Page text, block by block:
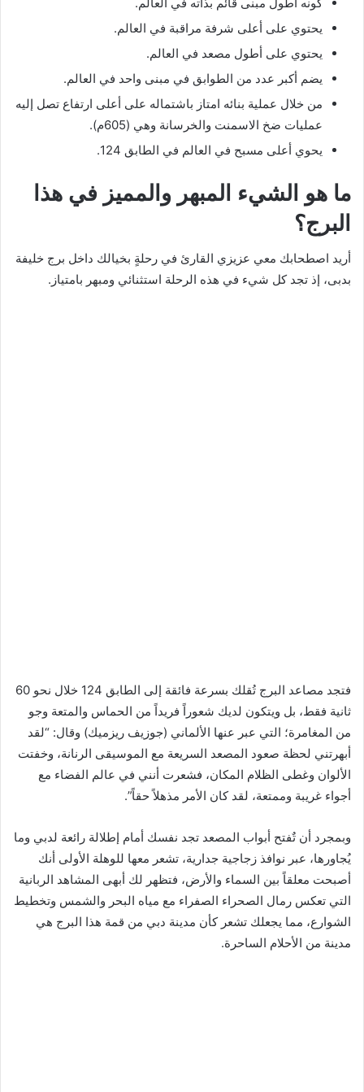
يحتوي على أعلى شرفة مراقبة في العالم.
يحتوي على أطول مصعد في العالم.
يضم أكبر عدد من الطوابق في مبنى واحد في العالم.
من خلال عملية بنائه امتاز باشتماله على أعلى ارتفاع تصل إليه
عمليات ضخ الاسمنت والخرسانة وهي (605م).
يحوي أعلى مسبح في العالم في الطابق 124.
ما هو الشيء المبهر والمميز في هذا
البرج؟
أريد اصطحابك معي عزيزي القارئ في رحلةٍ بخيالك داخل برج خليفة
بدبى، إذ تجد كل شيء في هذه الرحلة استثنائي ومبهر بامتياز.
فتجد مصاعد البرج تُقلك بسرعة فائقة إلى الطابق 124 خلال نحو 60
ثانية فقط، بل ويتكون لديك شعوراً فريداً من الحماس والمتعة وجو
من المغامرة؛ التي عبر عنها الألماني (جوزيف ريزميك) وقال: “لقد
أبهرتني لحظة صعود المصعد السريعة مع الموسيقى الرنانة، وخفتت
الألوان وغطى الظلام المكان، فشعرت أنني في عالم الفضاء مع
أجواء غريبة وممتعة، لقد كان الأمر مذهلاً حقاً”.
وبمجرد أن تٌفتح أبواب المصعد تجد نفسك أمام إطلالة رائعة لدبي وما
يُجاورها، عبر نوافذ زجاجية جدارية، تشعر معها للوهلة الأولى أنك
أصبحت معلقاً بين السماء والأرض، فتظهر لك أبهى المشاهد الربانية
التي تعكس رمال الصحراء الصفراء مع مياه البحر والشمس وتخطيط
الشوارع، مما يجعلك تشعر كأن مدينة دبي من قمة هذا البرج هي
مدينة من الأحلام الساحرة.